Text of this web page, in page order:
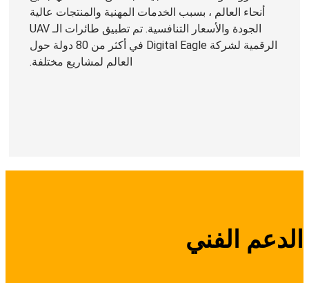
أنحاء العالم ، بسبب الخدمات المهنية والمنتجات عالية
الجودة والأسعار التنافسية. تم تطبيق طائرات الـ UAV
الرقمية لشركة Digital Eagle في أكثر من 80 دولة حول
العالم لمشاريع مختلفة.
الدعم الفني